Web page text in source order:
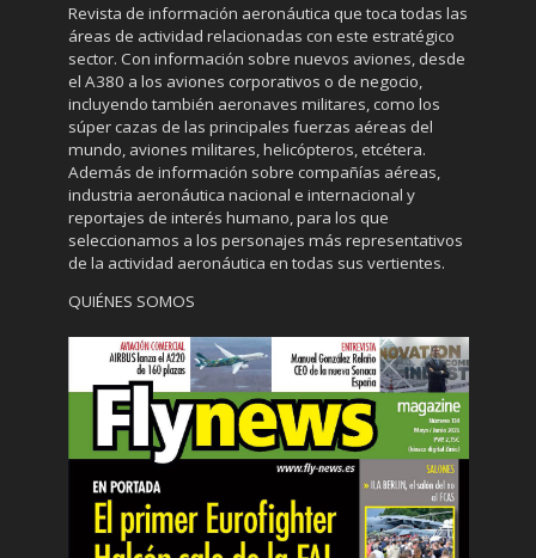
Revista de información aeronáutica que toca todas las
áreas de actividad relacionadas con este estratégico
sector. Con información sobre nuevos aviones, desde
el A380 a los aviones corporativos o de negocio,
incluyendo también aeronaves militares, como los
súper cazas de las principales fuerzas aéreas del
mundo, aviones militares, helicópteros, etcétera.
Además de información sobre compañías aéreas,
industria aeronáutica nacional e internacional y
reportajes de interés humano, para los que
seleccionamos a los personajes más representativos
de la actividad aeronáutica en todas sus vertientes.
QUIÉNES SOMOS